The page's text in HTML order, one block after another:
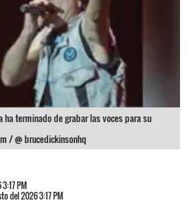
ha terminado de grabar las voces para su
/ @ brucedickinsonhq
PM
del 2026 3:17 PM